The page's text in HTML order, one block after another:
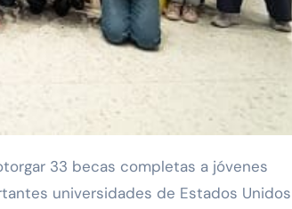
universidades de Estados Unidos